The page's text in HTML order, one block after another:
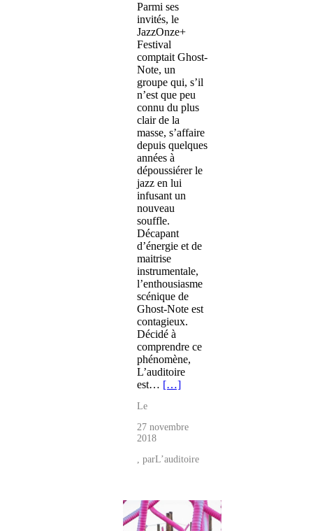
Parmi ses
invités, le
JazzOnze+
Festival
comptait Ghost-
Note, un
groupe qui, s’il
n’est que peu
connu du plus
clair de la
masse, s’affaire
depuis quelques
années à
dépoussiérer le
jazz en lui
infusant un
nouveau
souffle.
Décapant
d’énergie et de
maitrise
instrumentale,
l’enthousiasme
scénique de
Ghost-Note est
contagieux.
Décidé à
comprendre ce
phénomène,
L’auditoire
est… […]
Le
27 novembre
2018
, parL’auditoire